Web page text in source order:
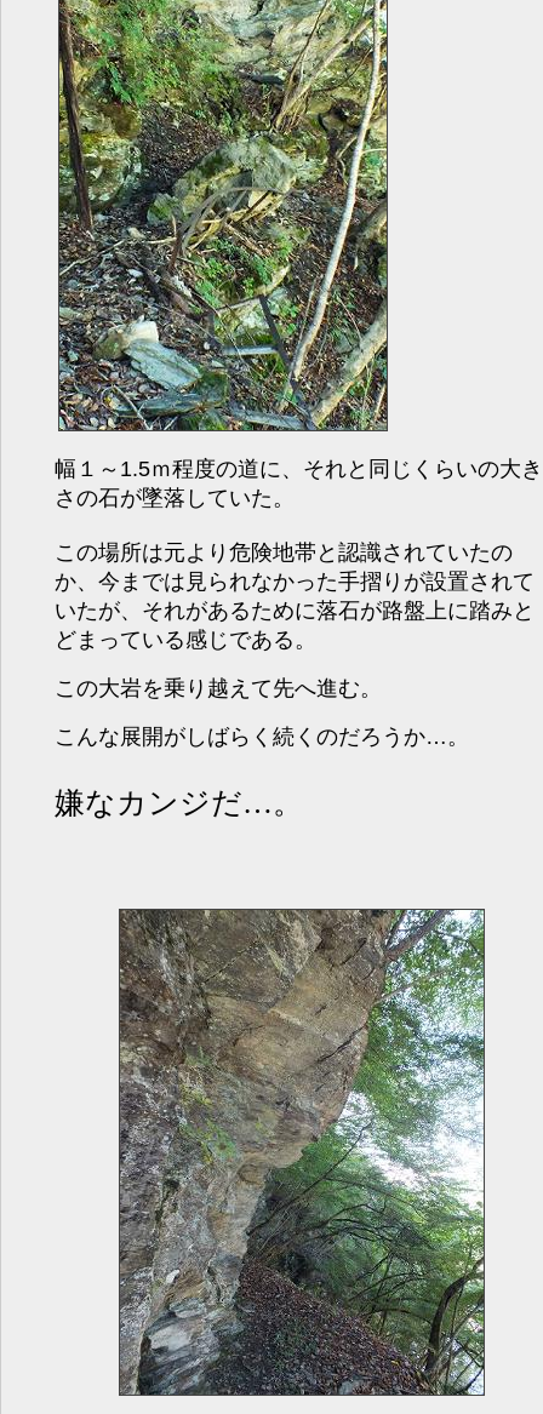
幅１～1.5ｍ程度の道に、それと同じくらいの大き
さの石が墜落していた。
この場所は元より危険地帯と認識されていたの
か、今までは見られなかった手摺りが設置されて
いたが、それがあるために落石が路盤上に踏みと
どまっている感じである。
この大岩を乗り越えて先へ進む。
こんな展開がしばらく続くのだろうか…。
嫌なカンジだ…。